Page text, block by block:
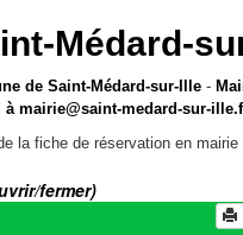
Médard-
de Saint-Médard-sur-Ille -
àmairie@saint-medard-sur-
la fiche de réservation en mairie
fermer)